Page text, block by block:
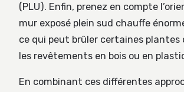
(PLU). Enfin, prenez en compte
mur exposé plein sud chauffe
ce qui peut brûler certaines plantes
les revêtements en bois ou en
En combinant ces différentes